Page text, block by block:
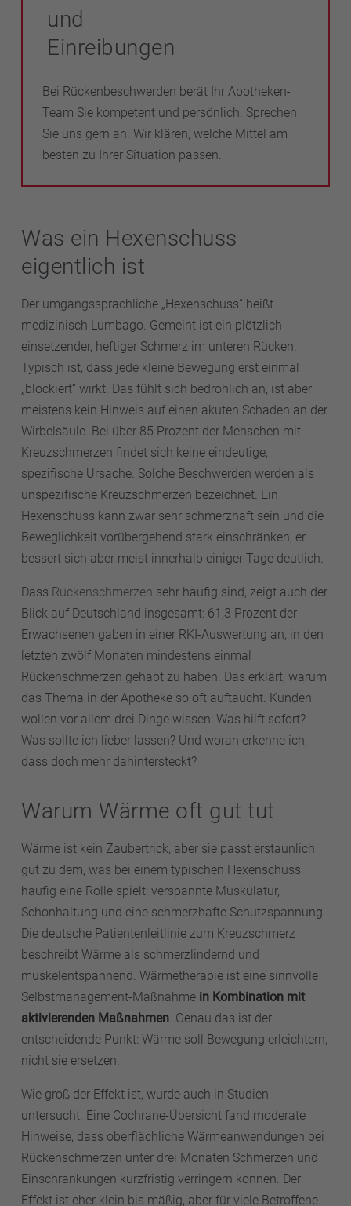
und
Einreibungen
Bei Rückenbeschwerden berät Ihr Apotheken-
Team Sie kompetent und persönlich. Sprechen
Sie uns gern an. Wir klären, welche Mittel am
besten zu Ihrer Situation passen.
Was ein Hexenschuss
eigentlich ist
Der umgangssprachliche „Hexenschuss“ heißt
medizinisch Lumbago. Gemeint ist ein plötzlich
einsetzender, heftiger Schmerz im unteren Rücken.
Typisch ist, dass jede kleine Bewegung erst einmal
„blockiert“ wirkt. Das fühlt sich bedrohlich an, ist aber
meistens kein Hinweis auf einen akuten Schaden an der
Wirbelsäule. Bei über 85 Prozent der Menschen mit
Kreuzschmerzen findet sich keine eindeutige,
spezifische Ursache. Solche Beschwerden werden als
unspezifische Kreuzschmerzen bezeichnet. Ein
Hexenschuss kann zwar sehr schmerzhaft sein und die
Beweglichkeit vorübergehend stark einschränken, er
bessert sich aber meist innerhalb einiger Tage deutlich.
Dass Rückenschmerzen sehr häufig sind, zeigt auch der
Blick auf Deutschland insgesamt: 61,3 Prozent der
Erwachsenen gaben in einer RKI-Auswertung an, in den
letzten zwölf Monaten mindestens einmal
Rückenschmerzen gehabt zu haben. Das erklärt, warum
das Thema in der Apotheke so oft auftaucht. Kunden
wollen vor allem drei Dinge wissen: Was hilft sofort?
Was sollte ich lieber lassen? Und woran erkenne ich,
dass doch mehr dahintersteckt?
Warum Wärme oft gut tut
Wärme ist kein Zaubertrick, aber sie passt erstaunlich
gut zu dem, was bei einem typischen Hexenschuss
häufig eine Rolle spielt: verspannte Muskulatur,
Schonhaltung und eine schmerzhafte Schutzspannung.
Die deutsche Patientenleitlinie zum Kreuzschmerz
beschreibt Wärme als schmerzlindernd und
muskelentspannend. Wärmetherapie ist eine sinnvolle
Selbstmanagement-Maßnahme in Kombination mit
aktivierenden Maßnahmen. Genau das ist der
entscheidende Punkt: Wärme soll Bewegung erleichtern,
nicht sie ersetzen.
Wie groß der Effekt ist, wurde auch in Studien
untersucht. Eine Cochrane-Übersicht fand moderate
Hinweise, dass oberflächliche Wärmeanwendungen bei
Rückenschmerzen unter drei Monaten Schmerzen und
Einschränkungen kurzfristig verringern können. Der
Effekt ist eher klein bis mäßig, aber für viele Betroffene